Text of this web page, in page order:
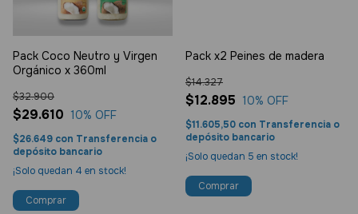
Pack Coco Neutro y Virgen
Orgánico x 360ml
$29.610
$32.900
10% OFF
$26.649 con Transferencia o
depósito bancario
¡Solo quedan 4 en stock!
Pack x2 Peines de madera
$12.895
$14.327
10% OFF
$11.605,50 con Transferencia o
depósito bancario
¡Solo quedan 5 en stock!